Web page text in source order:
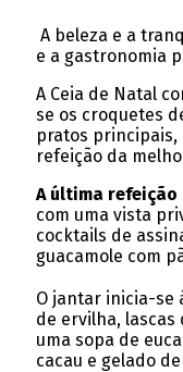
A beleza e a
e a gastronomia
A Ceia de Natal
se os croquetes
pratos principais,
refeição da
A última refeição
com uma vista
cocktails de
guacamole com
O jantar inicia-se
de ervilha,
uma sopa de
cacau e gelado